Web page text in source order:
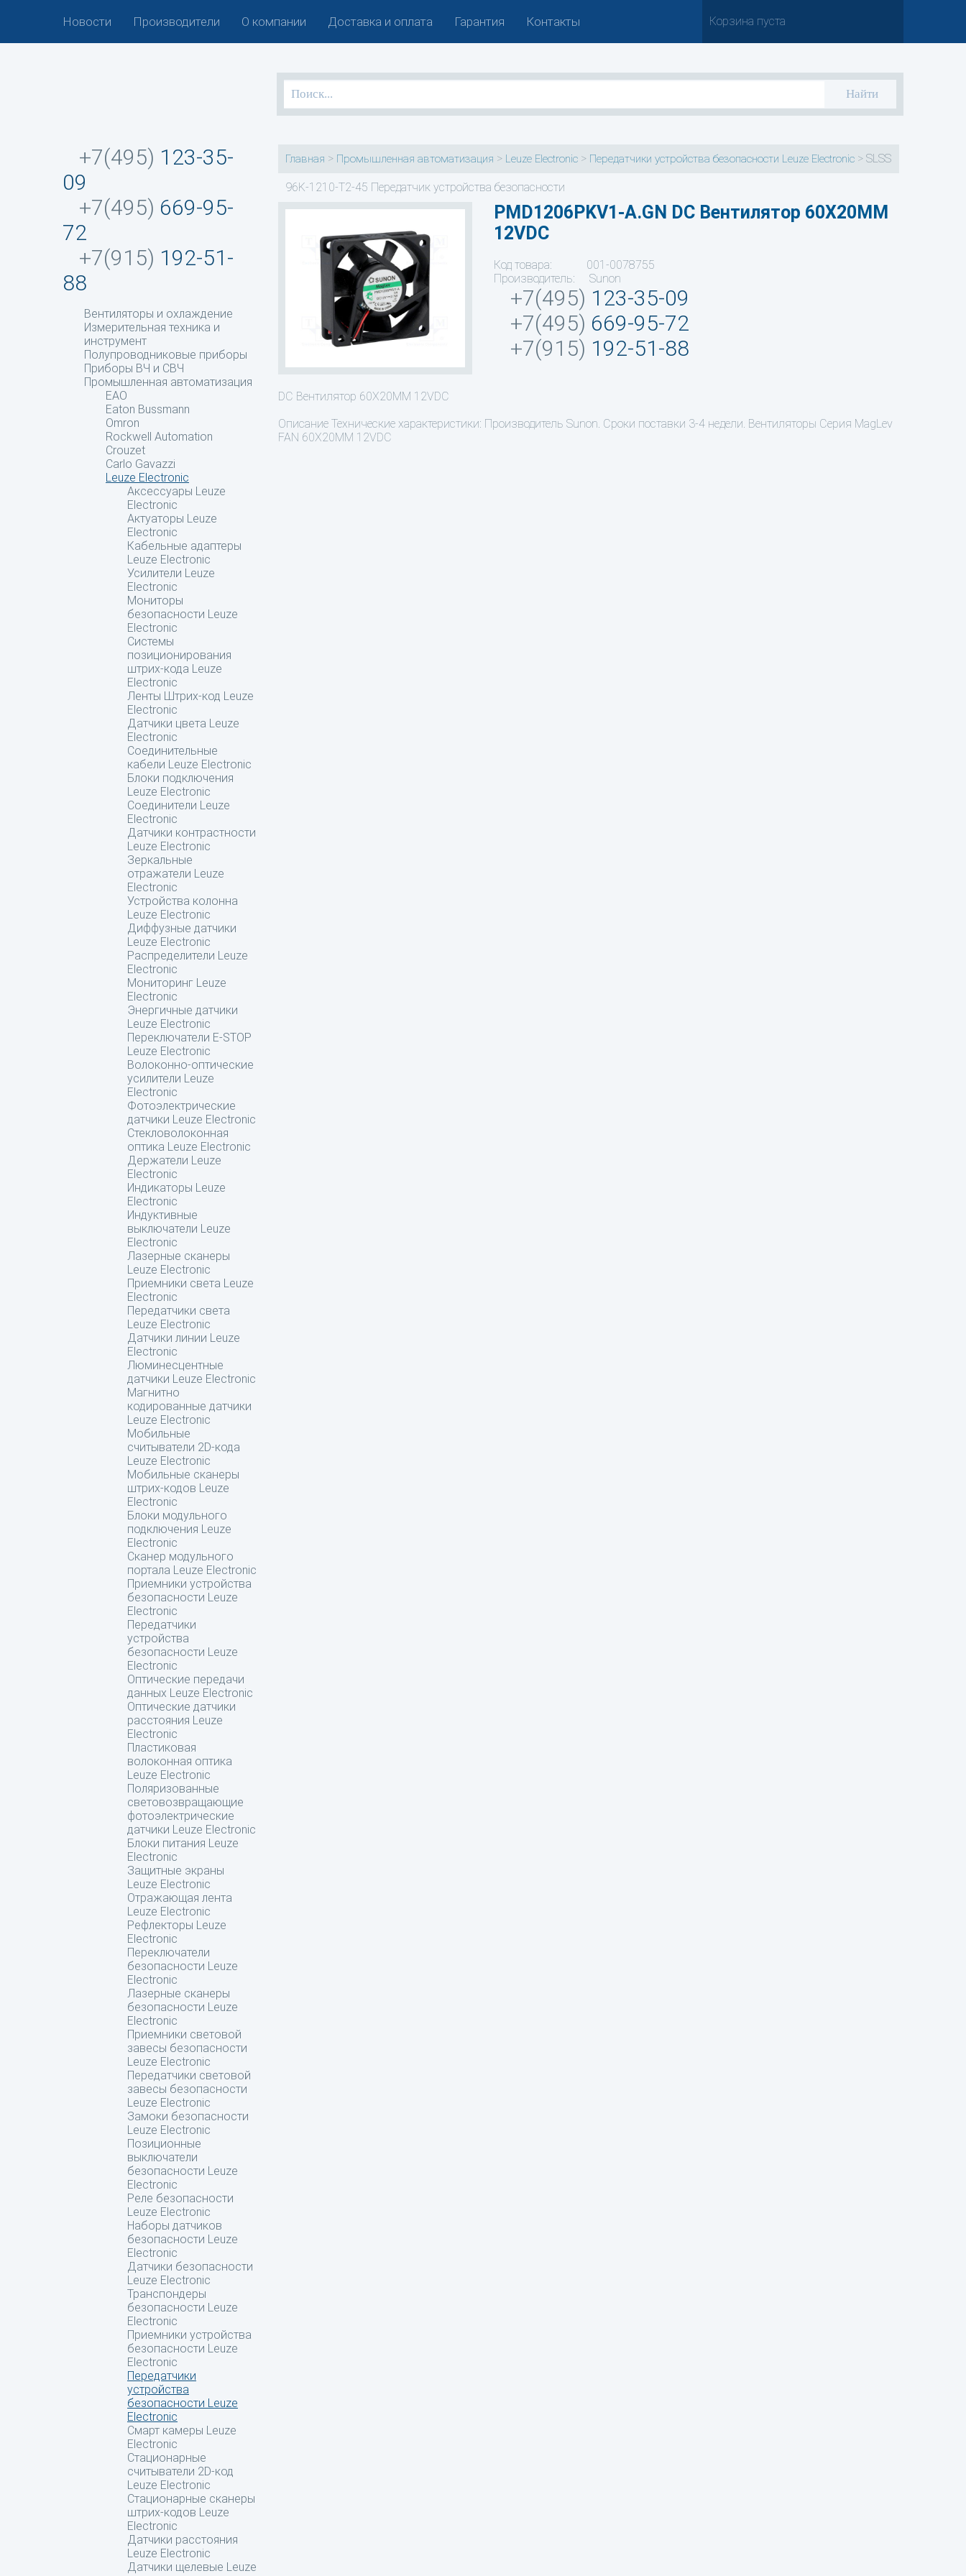
Новости Производители О компании Доставка и оплата Гарантия Контакты Корзина пуста
+7(495) 123-35-
09
+7(495) 669-95-
72
+7(915) 192-51-
88
Вентиляторы и охлаждение
Измерительная техника и
инструмент
Полупроводниковые приборы
Приборы ВЧ и СВЧ
Промышленная автоматизация
EAO
Eaton Bussmann
Omron
Rockwell Automation
Crouzet
Carlo Gavazzi
Leuze Electronic
Аксессуары Leuze
Electronic
Актуаторы Leuze
Electronic
Кабельные адаптеры
Leuze Electronic
Усилители Leuze
Electronic
Мониторы
безопасности Leuze
Electronic
Системы
позиционирования
штрих-кода Leuze
Electronic
Ленты Штрих-код Leuze
Electronic
Датчики цвета Leuze
Electronic
Соединительные
кабели Leuze Electronic
Блоки подключения
Leuze Electronic
Соединители Leuze
Electronic
Датчики контрастности
Leuze Electronic
Зеркальные
отражатели Leuze
Electronic
Устройства колонна
Leuze Electronic
Диффузные датчики
Leuze Electronic
Распределители Leuze
Electronic
Мониторинг Leuze
Electronic
Энергичные датчики
Leuze Electronic
Переключатели E-STOP
Leuze Electronic
Волоконно-оптические
усилители Leuze
Electronic
Фотоэлектрические
датчики Leuze Electronic
Стекловолоконная
оптика Leuze Electronic
Держатели Leuze
Electronic
Индикаторы Leuze
Electronic
Индуктивные
выключатели Leuze
Electronic
Лазерные сканеры
Leuze Electronic
Приемники света Leuze
Electronic
Передатчики света
Leuze Electronic
Датчики линии Leuze
Electronic
Люминесцентные
датчики Leuze Electronic
Магнитно
кодированные датчики
Leuze Electronic
Мобильные
считыватели 2D-кода
Leuze Electronic
Мобильные сканеры
штрих-кодов Leuze
Electronic
Блоки модульного
подключения Leuze
Electronic
Сканер модульного
портала Leuze Electronic
Приемники устройства
безопасности Leuze
Electronic
Передатчики
устройства
безопасности Leuze
Electronic
Оптические передачи
данных Leuze Electronic
Оптические датчики
расстояния Leuze
Electronic
Пластиковая
волоконная оптика
Leuze Electronic
Поляризованные
световозвращающие
фотоэлектрические
датчики Leuze Electronic
Блоки питания Leuze
Electronic
Защитные экраны
Leuze Electronic
Отражающая лента
Leuze Electronic
Рефлекторы Leuze
Electronic
Переключатели
безопасности Leuze
Electronic
Лазерные сканеры
безопасности Leuze
Electronic
Приемники световой
завесы безопасности
Leuze Electronic
Передатчики световой
завесы безопасности
Leuze Electronic
Замоки безопасности
Leuze Electronic
Позиционные
выключатели
безопасности Leuze
Electronic
Реле безопасности
Leuze Electronic
Наборы датчиков
безопасности Leuze
Electronic
Датчики безопасности
Leuze Electronic
Транспондеры
безопасности Leuze
Electronic
Приемники устройства
безопасности Leuze
Electronic
Передатчики
устройства
безопасности Leuze
Electronic
Смарт камеры Leuze
Electronic
Стационарные
считыватели 2D-код
Leuze Electronic
Стационарные сканеры
штрих-кодов Leuze
Electronic
Датчики расстояния
Leuze Electronic
Датчики щелевые Leuze
Главная > Промышленная автоматизация > Leuze Electronic > Передатчики устройства безопасности Leuze Electronic > SLSS
96K-1210-T2-45 Передатчик устройства безопасности
PMD1206PKV1-A.GN DC Вентилятор 60X20MM
12VDC
Код товара: 001-0078755
Производитель: Sunon
+7(495) 123-35-09
+7(495) 669-95-72
+7(915) 192-51-88
DC Вентилятор 60X20MM 12VDC
Описание Технические характеристики: Производитель Sunon. Сроки поставки 3-4 недели. Вентиляторы Серия MagLev
FAN 60X20MM 12VDC